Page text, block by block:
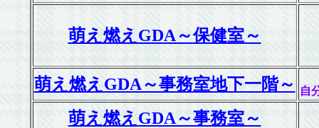
萌え燃えGDA～保健室～
萌え燃えGDA～事務室地下一階～ 自
萌え燃えGDA～事務室～